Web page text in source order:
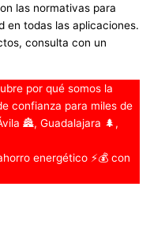
las normativas para
en todas las aplicaciones.
consulta con un
por qué somos la
confianza para miles de
🏯, Guadalajara 🌲,
energético ⚡💰 con